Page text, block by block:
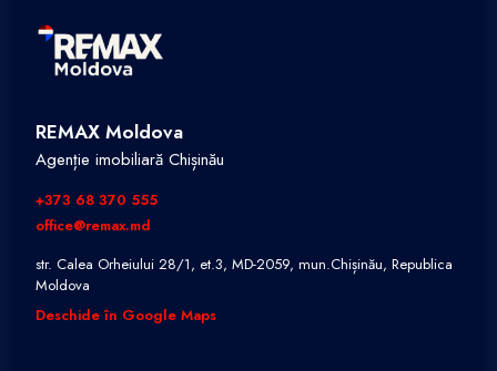
REMAX Moldova
Agenție imobiliară Chișinău
+373 68 370 555
office@remax.md
str. Calea Orheiului 28/1, et.3, MD-2059, mun.Chișinău, Republica
Moldova
Deschide în Google Maps